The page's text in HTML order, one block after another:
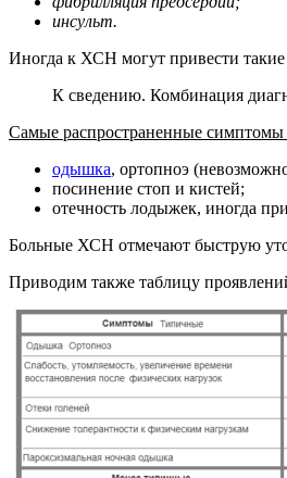
инсульт.
Иногда к ХСН могут привести
К сведению. Комбинация
Самые распространенные
одышка, ортопноэ
посинение стоп и кистей;
отечность лодыжек, иногда
Больные ХСН отмечают быструю
Приводим также таблицу